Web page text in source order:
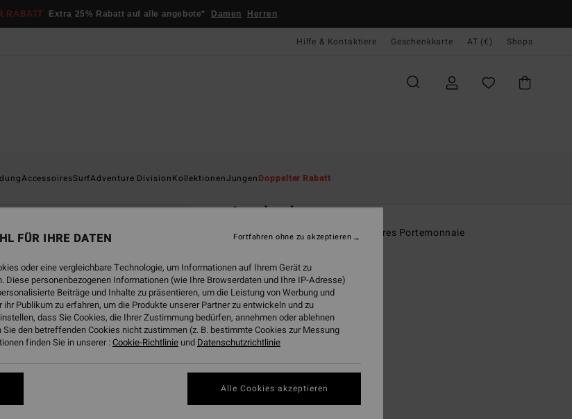
RABATT Extra 25% Rabatt auf alle angebote* Damen Herren
Hilfe & Kontaktiere Geschenkkarte AT (€) Shops
AccessoiresSurfAdventure DivisionKollektionenJungenDoppelter Rabatt
Locked
Männer Schwarz Dreifach faltbares Portemonnaie
ECO-BONUS
€ 29,95
FarbeBlack
FÜR IHRE DATEN
oder eine vergleichbare Technologie, um Informationen auf Ihrem Gerät zu
Diese personenbezogenen Informationen (wie Ihre Browserdaten und Ihre IP-Adresse)
Beiträge und Inhalte zu präsentieren, um die Leistung von Werbung und
Publikum zu erfahren, um die Produkte unserer Partner zu entwickeln und zu
dass Sie Cookies, die Ihrer Zustimmung bedürfen, annehmen oder ablehnen
den betreffenden Cookies nicht zustimmen (z. B. bestimmte Cookies zur Messung
finden Sie in unserer :Cookie-Richtlinie und Datenschutzrichtlinie
Fortfahren ohne zu akzeptieren
Alle Cookies akzeptieren